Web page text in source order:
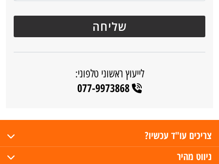
לייעוץ ראשוני טלפוני:
077-9973868
צריכים עו"ד עכשיו?
ניווט מהיר